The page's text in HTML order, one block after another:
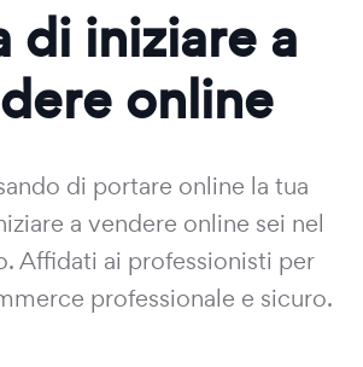
di iniziare a
online
di portare online la tua
a vendere online sei nel
Affidati ai professionisti per
professionale e sicuro.